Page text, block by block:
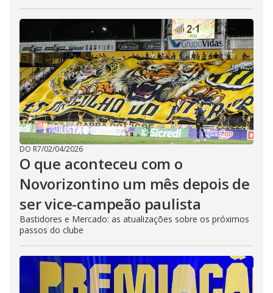
DO R7/02/04/2026
O que aconteceu com o
Novorizontino um mês depois de
ser vice-campeão paulista
Bastidores e Mercado: as atualizações sobre os próximos
passos do clube